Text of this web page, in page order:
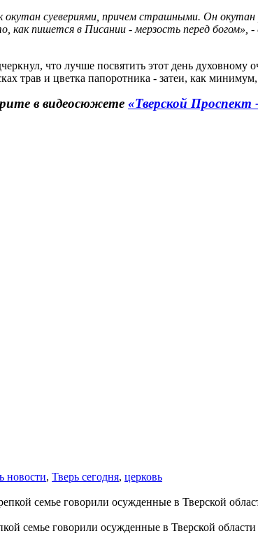
суевериями, причем страшными. Он окутан
как пишется в Писании - мерзость перед
что лучше посвятить этот день духовному
трав и цветка папоротника - затеи, как
в видеосюжете «Тверской Проспект
новости, Тверь сегодня, церковь
семье говорили осужденные в Тверской